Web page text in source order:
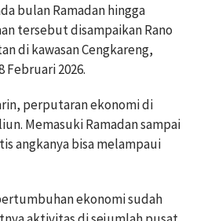
bulan Ramadan hingga
tersebut disampaikan Rano
di kawasan Cengkareng,
Februari 2026.
perputaran ekonomi di
Memasuki Ramadan sampai
angkanya bisa melampaui
ekonomi sudah